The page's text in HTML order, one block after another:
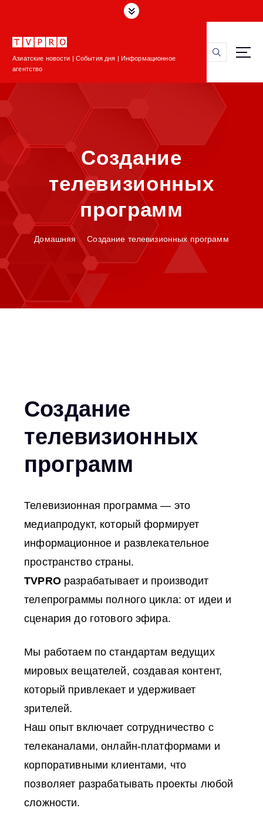
к
Азиатские новости | События дня | Информационное
агентство
Создание
телевизионных
программ
Домашняя Создание телевизионных программ
Создание
телевизионных
программ
Телевизионная программа — это
медиапродукт, который формирует
информационное и развлекательное
пространство страны.
TVPROразрабатывает и производит
телепрограммы полного цикла: от идеи и
сценария до готового эфира.
Мы работаем по стандартам ведущих
мировых вещателей, создавая контент,
который привлекает и удерживает
зрителей.
Наш опыт включает сотрудничество с
телеканалами, онлайн‑платформами и
корпоративными клиентами, что
позволяет разрабатывать проекты любой
сложности.